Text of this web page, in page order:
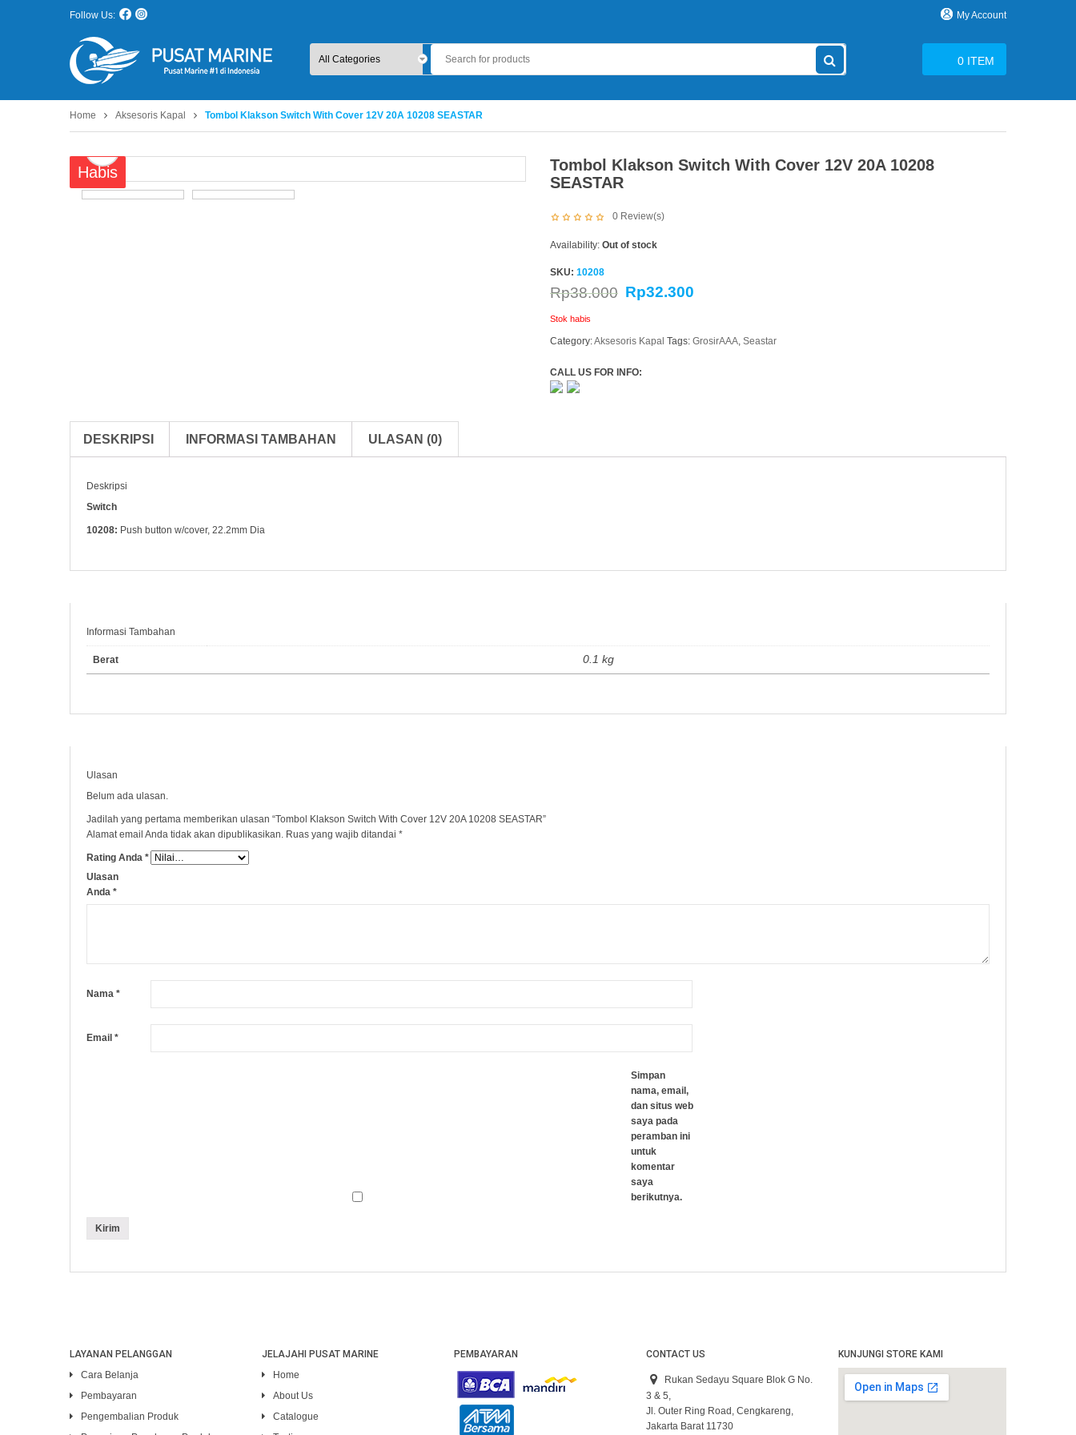
Follow Us: My Account
0 ITEM
Home Aksesoris Kapal Tombol Klakson Switch With Cover 12V 20A 10208 SEASTAR
Habis
Tombol Klakson Switch With Cover 12V 20A 10208
SEASTAR
0 Review(s)
Availability: Out of stock
SKU: 10208
Rp38.000 Rp32.300
Stok habis
Category:Aksesoris Kapal Tags: GrosirAAA, Seastar
CALL US FOR INFO:
DESKRIPSI INFORMASI TAMBAHAN ULASAN (0)
Deskripsi
Switch
10208: Push button w/cover, 22.2mm Dia
Informasi Tambahan
Berat 0.1 kg
Ulasan
Belum ada ulasan.
Jadilah yang pertama memberikan ulasan “Tombol Klakson Switch With Cover 12V 20A 10208 SEASTAR”
Alamat email Anda tidak akan dipublikasikan. Ruas yang wajib ditandai *
Rating Anda *
Ulasan
Anda *
Nama *
Email *
Simpan
nama, email,
dan situs web
saya pada
peramban ini
untuk
komentar
saya
berikutnya.
LAYANAN PELANGGAN
Cara Belanja
Pembayaran
Pengembalian Produk
JELAJAHI PUSAT MARINE
Home
About Us
Catalogue
PEMBAYARAN CONTACT US
Rukan Sedayu Square Blok G No.
3 & 5,
Jl. Outer Ring Road, Cengkareng,
Jakarta Barat 11730
KUNJUNGI STORE KAMI